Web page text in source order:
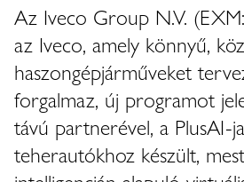
Az Iveco Group N.V.
az Iveco, amely könnyű,
haszongépjárműveket
forgalmaz, új programot
távú partnerével, a PlusAI-
teherautókhoz készült,